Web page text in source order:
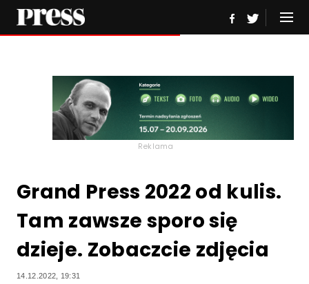
Reklama
Grand Press 2022 od kulis.
Tam zawsze sporo się
dzieje. Zobaczcie zdjęcia
14.12.2022, 19:31